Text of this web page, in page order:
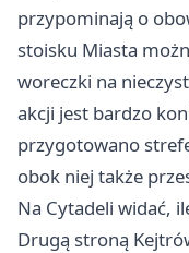
przypominają o
stoisku Miasta
woreczki na
akcji jest bardzo
przygotowano
obok niej także
Na Cytadeli widać,
Drugą stroną